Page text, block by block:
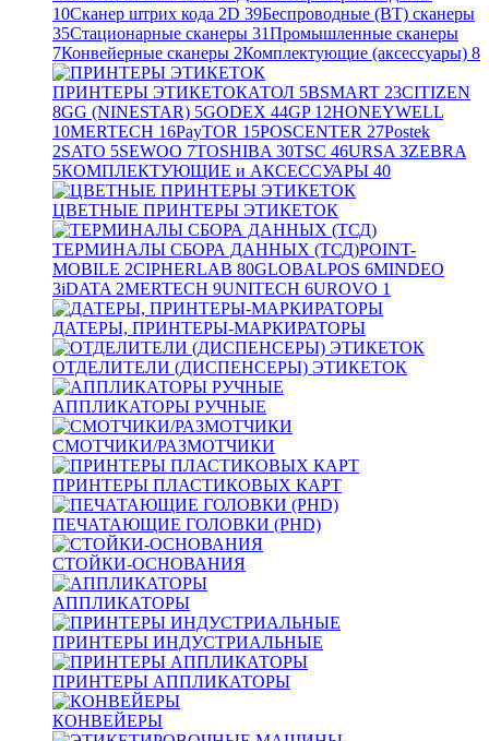
10Сканер штрих кода 2D 39Беспроводные (BT) сканеры
35Стационарные сканеры 31Промышленные сканеры
7Конвейерные сканеры 2Комплектующие (аксессуары) 8
ПРИНТЕРЫ ЭТИКЕТОКАТОЛ 5BSMART 23CITIZEN
8GG (NINESTAR) 5GODEX 44GP12HONEYWELL
10MERTECH 16PayTOR 15POSCENTER 27Postek
2SATO 5SEWOO 7TOSHIBA 30TSC 46URSA 3ZEBRA
5КОМПЛЕКТУЮЩИЕ и АКСЕССУАРЫ 40
ЦВЕТНЫЕ ПРИНТЕРЫ ЭТИКЕТОК
ТЕРМИНАЛЫ СБОРА ДАННЫХ (ТСД)POINT-
MOBILE 2CIPHERLAB 80GLOBALPOS 6MINDEO
3iDATA 2MERTECH 9UNITECH 6UROVO 1
ДАТЕРЫ, ПРИНТЕРЫ-МАРКИРАТОРЫ
ОТДЕЛИТЕЛИ (ДИСПЕНСЕРЫ) ЭТИКЕТОК
АППЛИКАТОРЫ РУЧНЫЕ
СМОТЧИКИ/РАЗМОТЧИКИ
ПРИНТЕРЫ ПЛАСТИКОВЫХ КАРТ
ПЕЧАТАЮЩИЕ ГОЛОВКИ (PHD)
СТОЙКИ-ОСНОВАНИЯ
АППЛИКАТОРЫ
ПРИНТЕРЫ ИНДУСТРИАЛЬНЫЕ
ПРИНТЕРЫ АППЛИКАТОРЫ
КОНВЕЙЕРЫ